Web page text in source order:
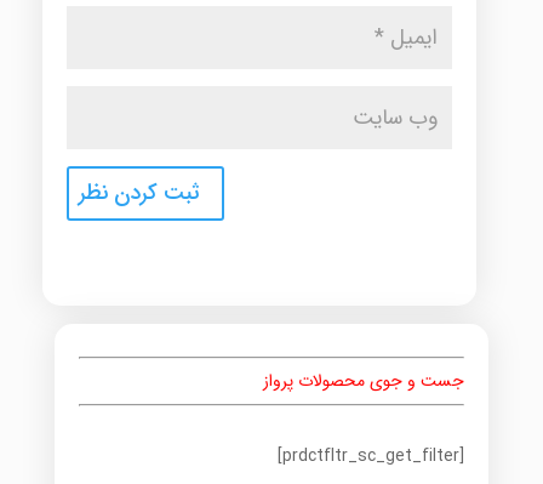
جست و جوی محصولات پرواز
[prdctfltr_sc_get_filter]